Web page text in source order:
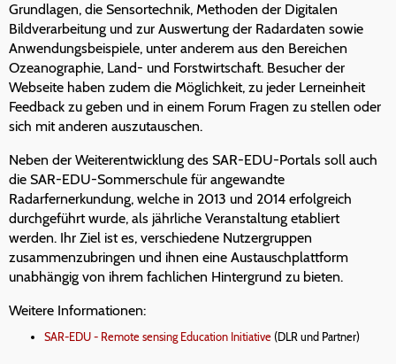
Grundlagen, die Sensortechnik, Methoden der Digitalen
Bildverarbeitung und zur Auswertung der Radardaten sowie
Anwendungsbeispiele, unter anderem aus den Bereichen
Ozeanographie, Land- und Forstwirtschaft. Besucher der
Webseite haben zudem die Möglichkeit, zu jeder Lerneinheit
Feedback zu geben und in einem Forum Fragen zu stellen oder
sich mit anderen auszutauschen.
Neben der Weiterentwicklung des SAR-EDU-Portals soll auch
die SAR-EDU-Sommerschule für angewandte
Radarfernerkundung, welche in 2013 und 2014 erfolgreich
durchgeführt wurde, als jährliche Veranstaltung etabliert
werden. Ihr Ziel ist es, verschiedene Nutzergruppen
zusammenzubringen und ihnen eine Austauschplattform
unabhängig von ihrem fachlichen Hintergrund zu bieten.
Weitere Informationen:
SAR-EDU - Remote sensing Education Initiative (DLR und Partner)